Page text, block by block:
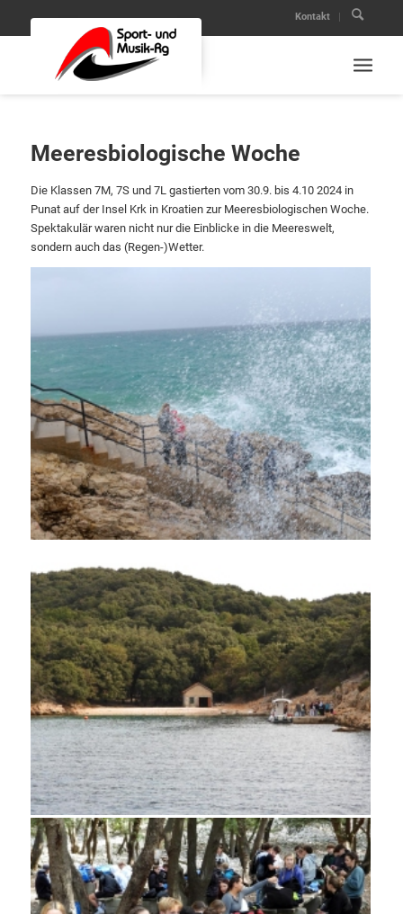
Kontakt
Meeresbiologische Woche
Die Klassen 7M, 7S und 7L gastierten vom 30.9. bis 4.10 2024 in
Punat auf der Insel Krk in Kroatien zur Meeresbiologischen Woche.
Spektakulär waren nicht nur die Einblicke in die Meereswelt,
sondern auch das (Regen-)Wetter.